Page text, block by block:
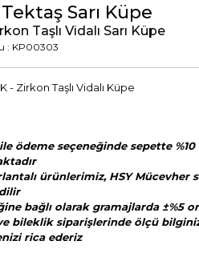
Sarı Küpe
Taşlı Vidalı Sarı Küpe
: KP00303
- Zirkon Taşlı Vidalı Küpe
ödeme seçeneğinde sepette
ürünlerimiz, HSY Mücevher
bağlı olarak gramajlarda ±%5
bileklik siparişlerinde ölçü
rica ederiz